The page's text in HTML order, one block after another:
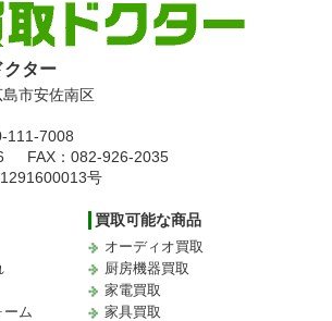
クター
島市安佐南区
111-7008
FAX：082-926-2035
号
ーム
買取可能な商品
オーディオ買取
厨房機器買取
家電買取
家具買取